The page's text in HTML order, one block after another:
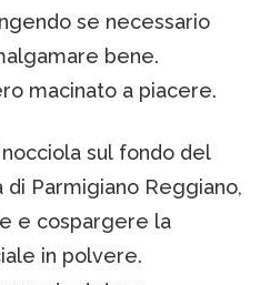
se necessario
bene.
macinato a piacere.
sul fondo del
Parmigiano Reggiano,
e cospargere la
in polvere.